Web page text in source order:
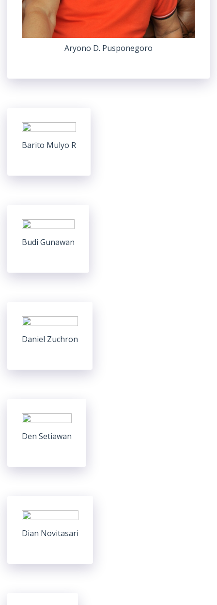
Aryono D. Pusponegoro
Barito Mulyo R
Budi Gunawan
Daniel Zuchron
Den Setiawan
Dian Novitasari